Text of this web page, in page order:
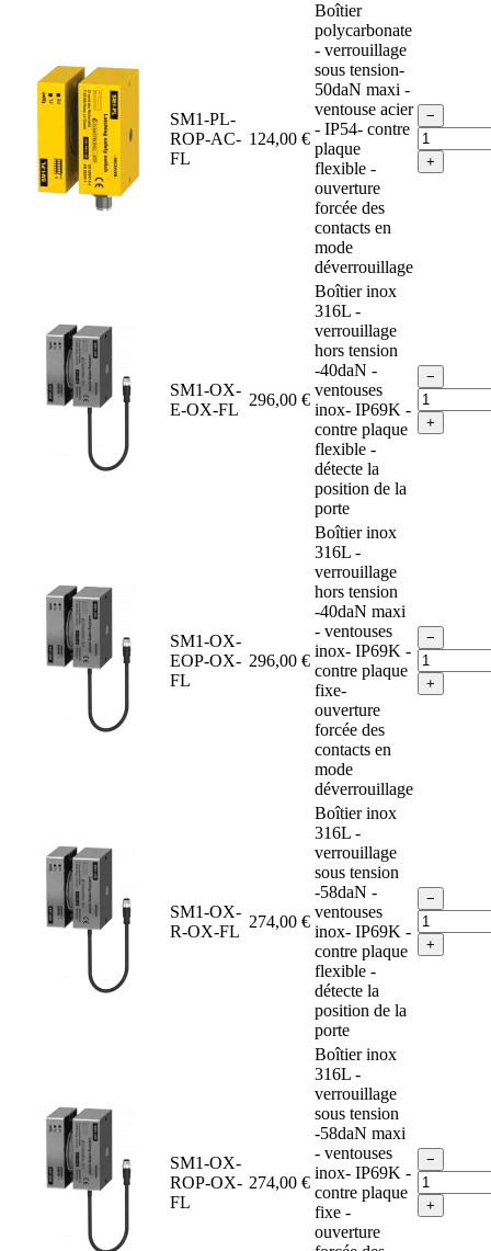
SM1-PL-
ROP-AC-
FL
124,00 €
Boîtier
polycarbonate
- verrouillage
sous tension-
50daN maxi -
ventouse acier
- IP54- contre
plaque
flexible -
ouverture
forcée des
contacts en
mode
déverrouillage
−
+
SM1-OX-
E-OX-FL
296,00 €
Boîtier inox
316L -
verrouillage
hors tension
-40daN -
ventouses
inox- IP69K -
contre plaque
flexible -
détecte la
position de la
porte
−
+
SM1-OX-
EOP-OX-
FL
296,00 €
Boîtier inox
316L -
verrouillage
hors tension
-40daN maxi
- ventouses
inox- IP69K -
contre plaque
fixe-
ouverture
forcée des
contacts en
mode
déverrouillage
−
+
SM1-OX-
R-OX-FL
274,00 €
Boîtier inox
316L -
verrouillage
sous tension
-58daN -
ventouses
inox- IP69K -
contre plaque
flexible -
détecte la
position de la
porte
−
+
SM1-OX-
ROP-OX-
FL
274,00 €
Boîtier inox
316L -
verrouillage
sous tension
-58daN maxi
- ventouses
inox- IP69K -
contre plaque
fixe -
ouverture
−
+